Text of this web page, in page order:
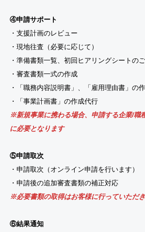
④申請サポート
・支援計画のレビュー
・現地往査（必要に応じて）
・準備書類一覧、初回ヒアリングシートの
・審査書類一式の作成
・「職務内容説明書」、「雇用理由書」の
・「事業計画書」の作成代行
※新規事業に携わる場合、申請する企業/職
に必要となります
⑤申請取次
・申請取次（オンライン申請を行います）
・申請後の追加審査書類の補正対応
※必要書類の取得はお客様に行っていただ
⑥結果通知